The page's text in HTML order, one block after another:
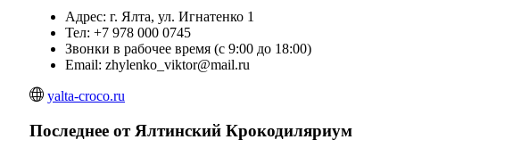
Адрес: г. Ялта, ул. Игнатенко 1
Тел: +7 978 000 0745
Звонки в рабочее время (с 9:00 до 18:00)
Email: zhylenko_viktor@mail.ru
yalta-croco.ru
Последнее от Ялтинский Крокодиляриум